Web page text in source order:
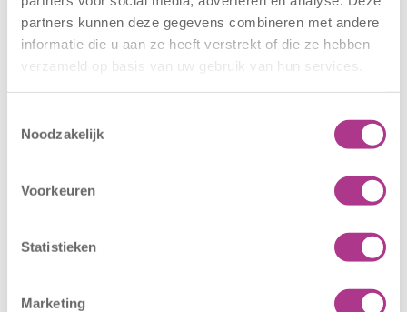
partners kunnen deze gegevens combineren met andere
informatie die u aan ze heeft verstrekt of die ze hebben
verzameld op basis van uw gebruik van hun services.
Noodzakelijk
Voorkeuren
Statistieken
Marketing
16 juli 2026
Sport BSO
Oldegaarde
opent op 1
het sportief zijn?
Per 1
25 juni 2026
In verband met
het afgegeven
weeralarm voor
2026, zullen alle
morgen gesloten
blijven. Bijgaand